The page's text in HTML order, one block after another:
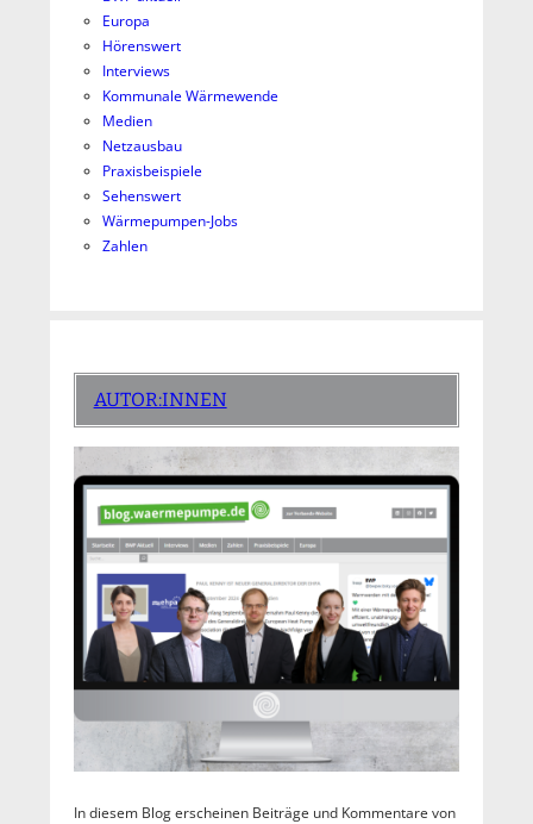
Europa
Hörenswert
Interviews
Kommunale Wärmewende
Medien
Netzausbau
Praxisbeispiele
Sehenswert
Wärmepumpen-Jobs
Zahlen
AUTOR:INNEN
In diesem Blog erscheinen Beiträge und Kommentare von